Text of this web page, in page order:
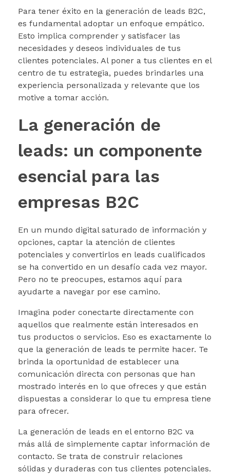
Para tener éxito en la generación de leads B2C,
es fundamental adoptar un enfoque empático.
Esto implica comprender y satisfacer las
necesidades y deseos individuales de tus
clientes potenciales. Al poner a tus clientes en el
centro de tu estrategia, puedes brindarles una
experiencia personalizada y relevante que los
motive a tomar acción.
La generación de
leads: un componente
esencial para las
empresas B2C
En un mundo digital saturado de información y
opciones, captar la atención de clientes
potenciales y convertirlos en leads cualificados
se ha convertido en un desafío cada vez mayor.
Pero no te preocupes, estamos aquí para
ayudarte a navegar por ese camino.
Imagina poder conectarte directamente con
aquellos que realmente están interesados en
tus productos o servicios. Eso es exactamente lo
que la generación de leads te permite hacer. Te
brinda la oportunidad de establecer una
comunicación directa con personas que han
mostrado interés en lo que ofreces y que están
dispuestas a considerar lo que tu empresa tiene
para ofrecer.
La generación de leads en el entorno B2C va
más allá de simplemente captar información de
contacto. Se trata de construir relaciones
sólidas y duraderas con tus clientes potenciales.